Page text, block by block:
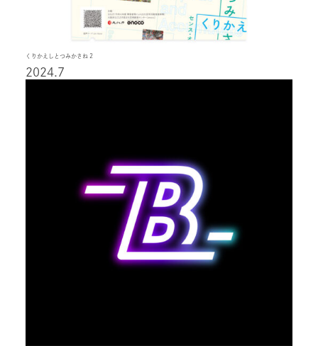
くりかえしとつみかさね 2
2024.7